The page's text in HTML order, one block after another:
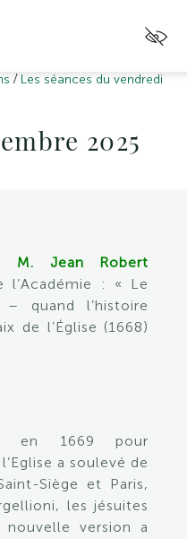
/ Les séances du vendredi
2025
M. Jean Robert
l’Académie : « Le
quand l’histoire
de l’Église (1668)
en 1669 pour
a soulevé de
Siège et Paris,
les jésuites
nouvelle version a